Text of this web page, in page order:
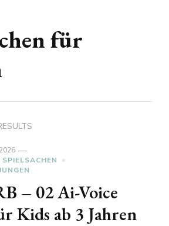
für
SPIELSACHEN
– 02 Ai-Voice
Kids ab 3 Jahren